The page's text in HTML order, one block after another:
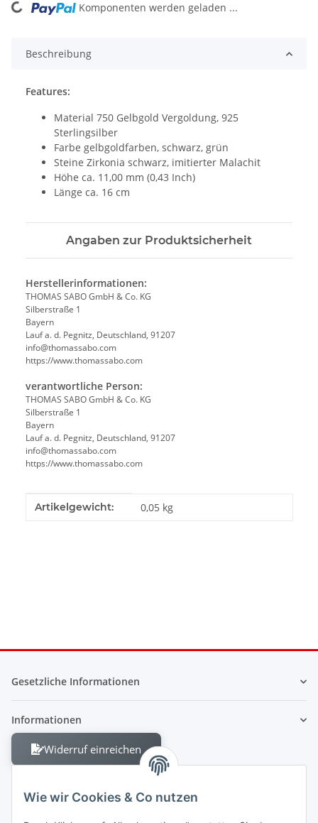
Wie wir Cookies & Co nutzen
Loading... Komponenten werden geladen ...
Beschreibung
Features:
Material 750 Gelbgold Vergoldung, 925
Sterlingsilber
Farbe gelbgoldfarben, schwarz, grün
Steine Zirkonia schwarz, imitierter Malachit
Höhe ca. 11,00 mm (0,43 Inch)
Länge ca. 16 cm
Angaben zur Produktsicherheit
Herstellerinformationen:
THOMAS SABO GmbH & Co. KG
Silberstraße 1
Bayern
Lauf a. d. Pegnitz, Deutschland, 91207
info@thomassabo.com
https://www.thomassabo.com
verantwortliche Person:
THOMAS SABO GmbH & Co. KG
Silberstraße 1
Bayern
Lauf a. d. Pegnitz, Deutschland, 91207
info@thomassabo.com
https://www.thomassabo.com
Produkteigenschaft
Wert
Artikelgewicht: 0,05 kg
Gesetzliche Informationen
Informationen
Widerruf einreichen